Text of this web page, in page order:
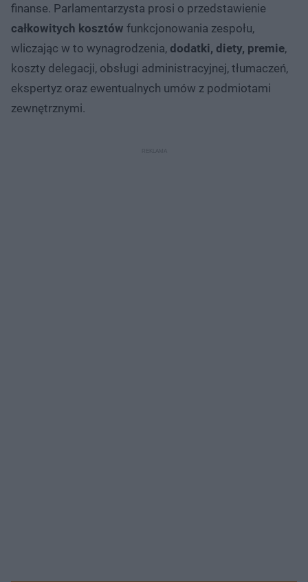
finanse. Parlamentarzysta prosi o przedstawienie
całkowitych kosztów funkcjonowania zespołu,
wliczając w to wynagrodzenia, dodatki, diety, premie,
koszty delegacji, obsługi administracyjnej, tłumaczeń,
ekspertyz oraz ewentualnych umów z podmiotami
zewnętrznymi.